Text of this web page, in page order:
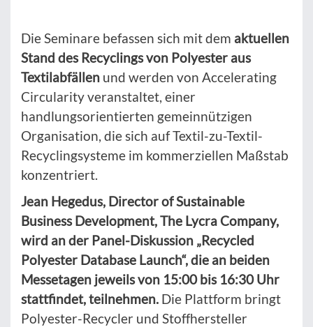
Die Seminare befassen sich mit dem aktuellen
Stand des Recyclings von Polyester aus
Textilabfällen und werden von Accelerating
Circularity veranstaltet, einer
handlungsorientierten gemeinnützigen
Organisation, die sich auf Textil-zu-Textil-
Recyclingsysteme im kommerziellen Maßstab
konzentriert.
Jean Hegedus, Director of Sustainable
Business Development, The Lycra Company,
wird an der Panel-Diskussion „Recycled
Polyester Database Launch“, die an beiden
Messetagen jeweils von 15:00 bis 16:30 Uhr
stattfindet, teilnehmen. Die Plattform bringt
Polyester-Recycler und Stoffhersteller